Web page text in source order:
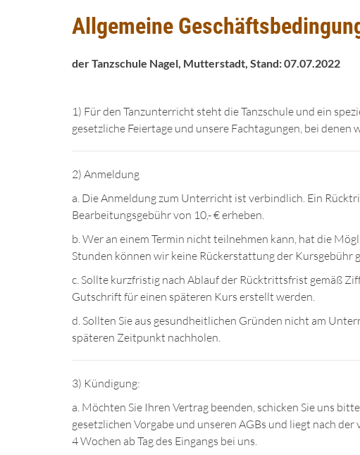
Allgemeine
der Tanzschule Nagel, Mutterstadt, Stand: 07.07.2022
1) Für den Tanzunterricht steht die Tanzschule und ein
gesetzliche Feiertage und unsere Fachtagungen, bei denen
2) Anmeldung
a. Die Anmeldung zum Unterricht ist verbindlich. Ein
Bearbeitungsgebühr von 10,- € erheben.
b. Wer an einem Termin nicht teilnehmen kann, hat die
Stunden können wir keine Rückerstattung der Kursgebühr
c. Sollte kurzfristig nach Ablauf der Rücktrittsfrist gemäß
Gutschrift für einen späteren Kurs erstellt werden.
d. Sollten Sie aus gesundheitlichen Gründen nicht am
späteren Zeitpunkt nachholen.
3) Kündigung:
a. Möchten Sie Ihren Vertrag beenden, schicken Sie uns
gesetzlichen Vorgabe und unseren AGBs und liegt nach
4 Wochen ab Tag des Eingangs bei uns.